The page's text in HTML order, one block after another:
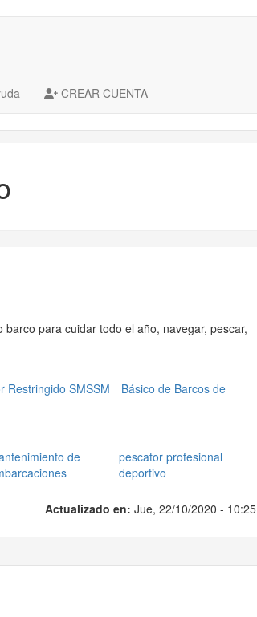
CREAR CUENTA
para cuidar todo el año, navegar, pescar,
Restringido SMSSM
Básico de Barcos de
de
pescator profesional
deportivo
Actualizado en: Jue, 22/10/2020 - 10:25